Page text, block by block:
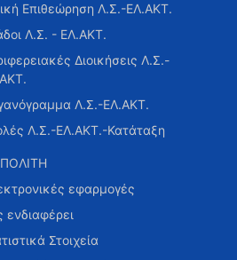
Επιθεώρηση Λ.Σ.-ΕΛ.ΑΚΤ.
Λ.Σ. - ΕΛ.ΑΚΤ.
Διοικήσεις Λ.Σ.-
Λ.Σ.-ΕΛ.ΑΚΤ.
Λ.Σ.-ΕΛ.ΑΚΤ.-Κατάταξη
εφαρμογές
ενδιαφέρει
Στοιχεία